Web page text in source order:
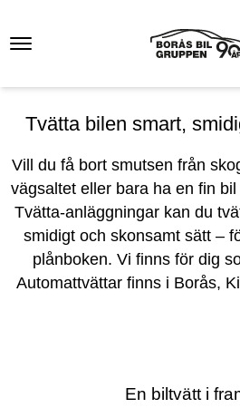
Ladda ner appen Tvätta
Tvätta bilen smart,
Vill du få bort smutsen från
vägsaltet eller bara ha en fin
Tvätta-anläggningar kan du
smidigt och skonsamt sätt –
plånboken. Vi finns för dig
Automattvättar finns i Borås,
En biltvätt i